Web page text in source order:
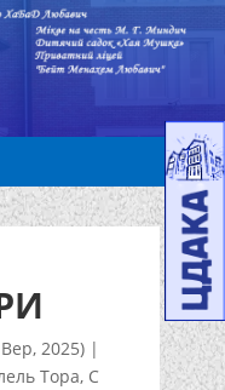
2025) |
Тора, С